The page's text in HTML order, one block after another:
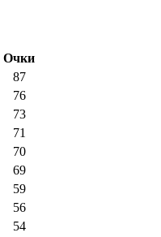
Очки
87
76
73
71
70
69
59
56
54